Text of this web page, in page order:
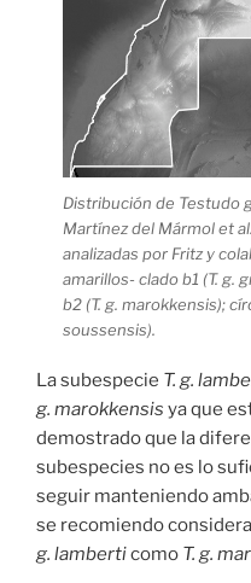
Distribución de Testudo
Martínez del Mármol et
analizadas por Fritz y
amarillos- clado b1 (T. g.
b2 (T. g. marokkensis);
soussensis).
La subespecie T. g.
g. marokkensis ya que
demostrado que la
subespecies no es lo
seguir manteniendo
se recomiendo
g. lamberticomo T. g.